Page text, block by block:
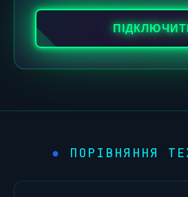
ПОРІВНЯННЯ